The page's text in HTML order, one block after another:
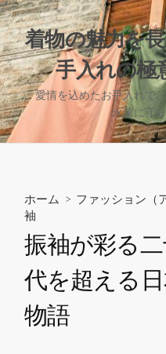
コ
ン
テ
ン
ツ
へ
ス
キ
着物の魅力を
手入れの極
愛情を込めたお手入れで
永遠に守
ホーム > ファッション（
袖
振袖が彩る
代を超える
物語